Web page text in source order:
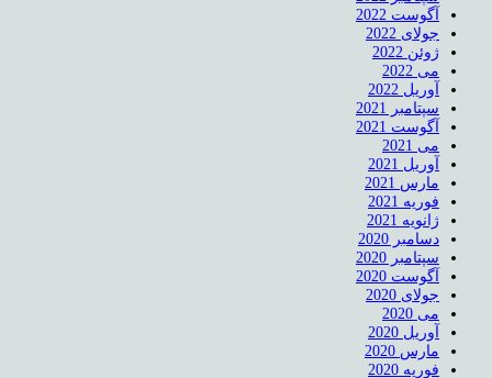
آگوست 2022
جولای 2022
ژوئن 2022
می 2022
آوریل 2022
سپتامبر 2021
آگوست 2021
می 2021
آوریل 2021
مارس 2021
فوریه 2021
ژانویه 2021
دسامبر 2020
سپتامبر 2020
آگوست 2020
جولای 2020
می 2020
آوریل 2020
مارس 2020
فوریه 2020